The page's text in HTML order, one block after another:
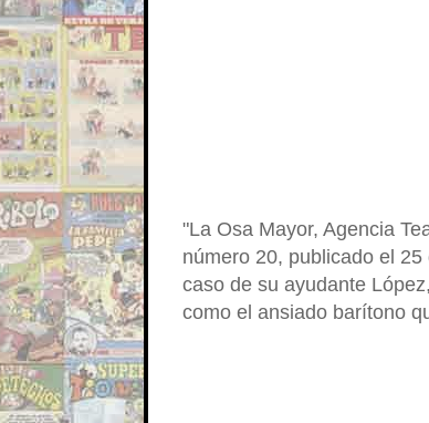
"La Osa Mayor, Agencia
número 20, publicado el
caso de su ayudante
como el ansiado barítono